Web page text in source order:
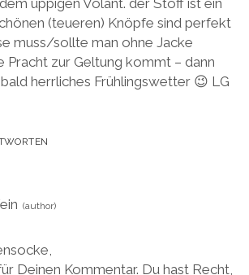
(teueren) Knöpfe sind perfekt
muss/sollte man ohne Jacke
Pracht zur Geltung kommt – dann
herrliches Frühlingswetter 😉 LG
Deinen Kommentar. Du hast Recht,